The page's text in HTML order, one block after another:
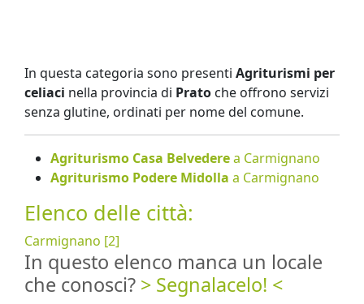
In questa categoria sono presenti Agriturismi per
celiaci nella provincia di Prato che offrono servizi
senza glutine, ordinati per nome del comune.
Agriturismo Casa Belvederea Carmignano
Agriturismo Podere Midolla a Carmignano
Elenco delle città:
Carmignano [2]
In questo elenco manca un locale
che conosci? > Segnalacelo! <